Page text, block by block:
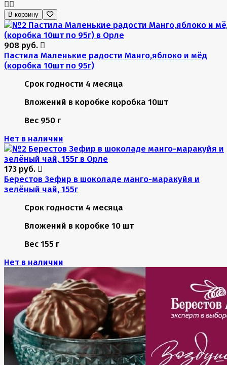
В корзину
908 руб.
Пастила Маленькие радости Манго,яблоко и мёд
(коробка 10шт по 95г)
Срок годности 4 месяца
Вложений в коробке коробка 10шт
Вес 950 г
Нет в наличии
173 руб.
Берестов Зефир в шоколаде манго-маракуйя и
зелёный чай, 155г
Срок годности 4 месяца
Вложений в коробке 10 шт
Вес 155 г
Нет в наличии